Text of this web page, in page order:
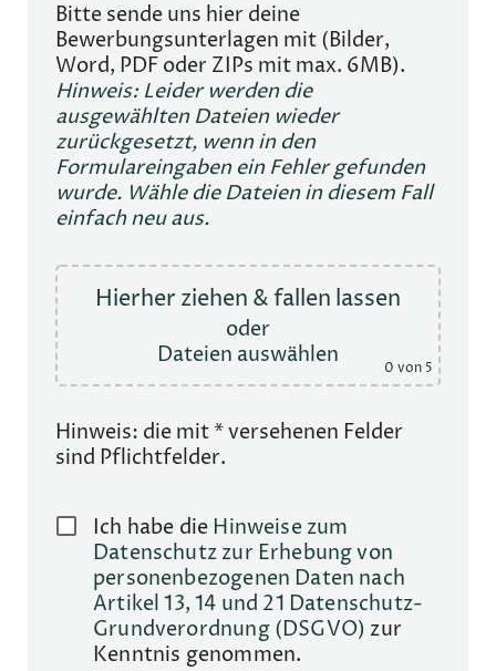
Bitte sende uns hier deine
Bewerbungsunterlagen mit (Bilder,
Word, PDF oder ZIPs mit max. 6MB).
Hinweis: Leider werden die
ausgewählten Dateien wieder
zurückgesetzt, wenn in den
Formulareingaben ein Fehler gefunden
wurde. Wähle die Dateien in diesem Fall
einfach neu aus.
Hierher ziehen & fallen lassen
oder
Dateien auswählen
0 von 5
Hinweis: die mit * versehenen Felder
sind Pflichtfelder.
Ich habe die Hinweise zum
Datenschutz zur Erhebung von
personenbezogenen Daten nach
Artikel 13, 14 und 21 Datenschutz-
Grundverordnung (DSGVO) zur
Kenntnis genommen.